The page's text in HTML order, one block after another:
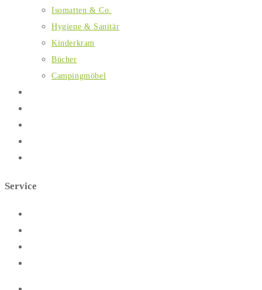
Isomatten & Co.
Hygiene & Sanitär
Kinderkram
Bücher
Campingmöbel
Service